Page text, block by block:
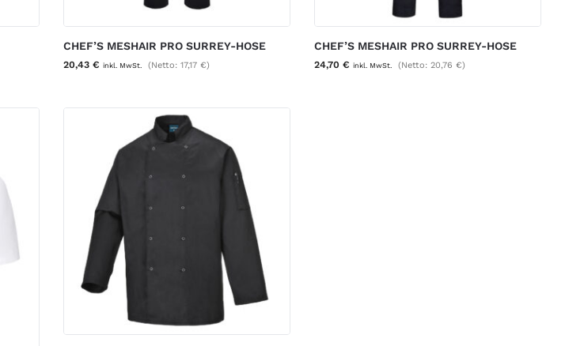
CHEF’S MESHAIR PRO SURREY-HOSE
20,43€ inkl. MwSt. (Netto:17,17€)
CHEF’S MESHAIR PRO SURREY-HOSE
24,70€ inkl. MwSt. (Netto:20,76€)